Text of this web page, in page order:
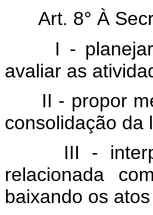
Art. 8° À
I -
avaliar as
II - propor
consolidação da
III -
relacionada
baixando os